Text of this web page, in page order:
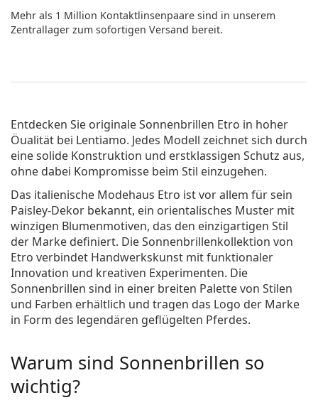
Mehr als 1 Million Kontaktlinsenpaare sind in unserem
Zentrallager zum sofortigen Versand bereit.
Entdecken Sie originaleSonnenbrillen Etro in hoher
Öualität bei Lentiamo. Jedes Modell zeichnet sich durch
eine solide Konstruktion und erstklassigen Schutz aus,
ohne dabei Kompromisse beim Stil einzugehen.
Das italienische Modehaus Etro ist vor allem für sein
Paisley-Dekor bekannt, ein orientalisches Muster mit
winzigen Blumenmotiven, das den einzigartigen Stil
der Marke definiert. Die Sonnenbrillenkollektion von
Etro verbindet Handwerkskunst mit funktionaler
Innovation und kreativen Experimenten. Die
Sonnenbrillen sind in einer breiten Palette von Stilen
und Farben erhältlich und tragen das Logo der Marke
in Form des legendären geflügelten Pferdes.
Warum sind Sonnenbrillen so
wichtig?